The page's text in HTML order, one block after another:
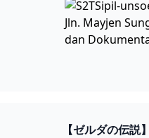
Jln. Mayjen
dan
【ゼルダの伝